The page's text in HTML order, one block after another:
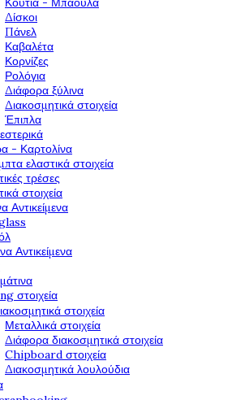
Δίσκοι
Πάνελ
Καβαλέτα
Κορνίζες
Ρολόγια
Διάφορα ξύλινα
Διακοσμητικά στοιχεία
Έπιπλα
- Καρτολίνα
ελαστικά στοιχεία
τρέσες
στοιχεία
Αντικείμενα
Αντικείμενα
στοιχεία
στοιχεία
Μεταλλικά στοιχεία
Διάφορα διακοσμητικά στοιχεία
Chipboard στοιχεία
Διακοσμητικά λουλούδια